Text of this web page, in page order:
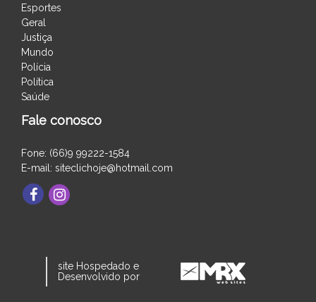
Esportes
Geral
Justiça
Mundo
Polícia
Política
Saúde
Fale conosco
Fone: (66)9 99222-1584
E-mail: siteclichoje@hotmail.com
site Hospedado e
Desenvolvido por